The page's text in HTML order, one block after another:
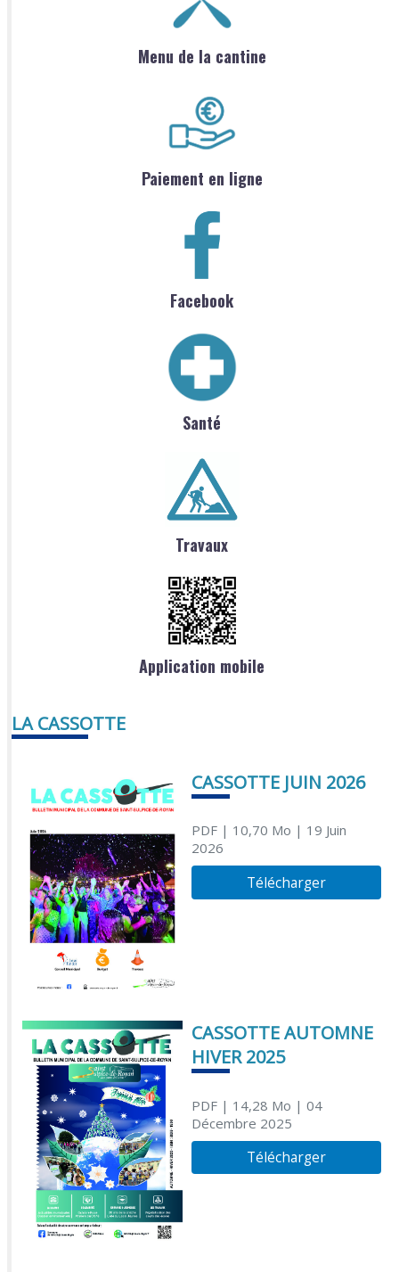
Menu de la cantine
Paiement en ligne
Facebook
Santé
Travaux
Application mobile
LA CASSOTTE
CASSOTTE JUIN 2026
PDF| 10,70 Mo | 19 Juin
2026
Télécharger
CASSOTTE AUTOMNE
HIVER 2025
PDF| 14,28 Mo | 04
Décembre 2025
Télécharger